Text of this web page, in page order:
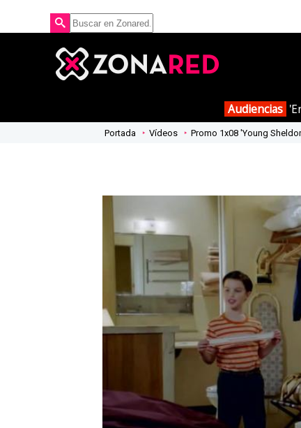
Audiencias
Portada Vídeos Promo 1x08 'Young